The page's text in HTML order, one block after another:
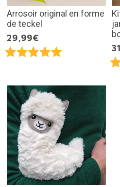
Arrosoir original en forme
de teckel
29,99€